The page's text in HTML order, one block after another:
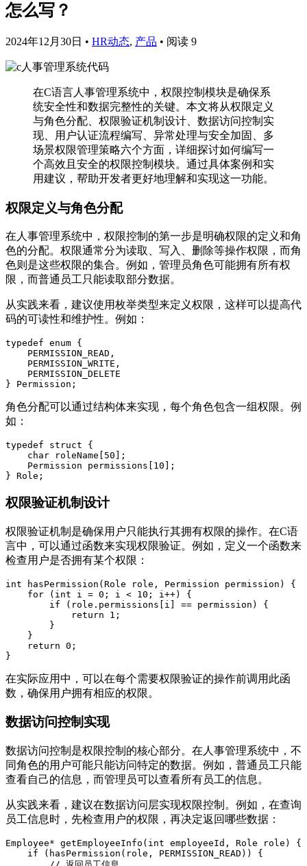
怎么写？
2024年12月30日 • HR动态, 产品 • 阅读 9
在C语言人事管理系统中，权限控制模块是确保系
统安全性和数据完整性的关键。本文将从权限定义
与角色分配、权限验证机制设计、数据访问控制实
现、用户认证流程编写、异常处理与安全加固、多
场景权限管理策略六个方面，详细探讨如何编写一
个高效且安全的权限控制模块。通过具体案例和实
用建议，帮助开发者更好地理解和实现这一功能。
权限定义与角色分配
在人事管理系统中，权限控制的第一步是明确权限的定义和角
色的分配。权限通常分为读取、写入、删除等操作权限，而角
色则是这些权限的集合。例如，管理员角色可能拥有所有权
限，而普通员工只能读取部分数据。
从实践来看，建议使用枚举类型来定义权限，这样可以提高代
码的可读性和维护性。例如：
typedef enum {
    PERMISSION_READ,
    PERMISSION_WRITE,
    PERMISSION_DELETE
角色分配可以通过结构体来实现，每个角色包含一组权限。例
如：
typedef struct {
    char roleName[50];
    Permission permissions[10];
权限验证机制设计
权限验证机制是确保用户只能执行其拥有权限的操作。在C语
言中，可以通过函数来实现权限验证。例如，定义一个函数来
检查用户是否拥有某个权限：
int hasPermission(Role role, Permission permission) {
    for (int i = 0; i < 10; i++) {
        if (role.permissions[i] == permission) {
            return 1;
        }
    }
    return 0;
在实际应用中，可以在每个需要权限验证的操作前调用此函
数，确保用户拥有相应的权限。
数据访问控制实现
数据访问控制是权限控制的核心部分。在人事管理系统中，不
同角色的用户可能只能访问特定的数据。例如，普通员工只能
查看自己的信息，而管理员可以查看所有员工的信息。
从实践来看，建议在数据访问层实现权限控制。例如，在查询
员工信息时，先检查用户的权限，再决定返回哪些数据：
Employee* getEmployeeInfo(int employeeId, Role role) {
    if (hasPermission(role, PERMISSION_READ)) {